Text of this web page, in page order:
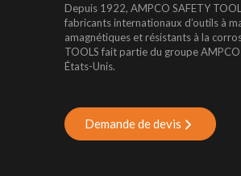
Depuis 1922, AMPCO SAFETY
fabricants internationaux d’outils à
amagnétiques et résistants à la
TOOLS fait partie du groupe
États-Unis.
Demande de devis